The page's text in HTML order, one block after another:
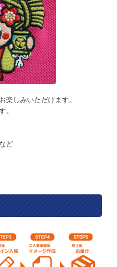
楽しみいただけます。
。
ど